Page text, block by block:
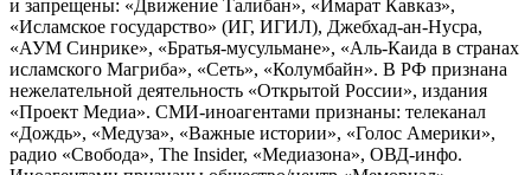
и запрещены: «Движение Талибан», «Имарат Кавказ»,
«Исламское государство» (ИГ, ИГИЛ), Джебхад-ан-Нусра,
«АУМ Синрике», «Братья-мусульмане», «Аль-Каида в странах
исламского Магриба», «Сеть», «Колумбайн». В РФ признана
нежелательной деятельность «Открытой России», издания
«Проект Медиа». СМИ-иноагентами признаны: телеканал
«Дождь», «Медуза», «Важные истории», «Голос Америки»,
радио «Свобода», The Insider, «Медиазона», ОВД-инфо.